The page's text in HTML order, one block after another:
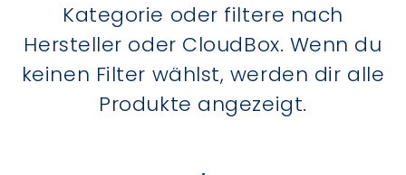
Kategorie oder filtere nach
Hersteller oder CloudBox. Wenn du
keinen Filter wählst, werden dir alle
Produkte angezeigt.